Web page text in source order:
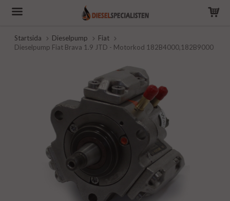
Startsida Dieselpump
Fiat
Dieselpump Fiat Brava 1.9 JTD - Motorkod 182B4000,182B9000